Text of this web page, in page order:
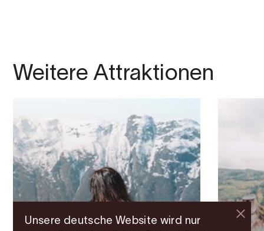
Weitere Attraktionen
Unsere deutsche Website wird nur